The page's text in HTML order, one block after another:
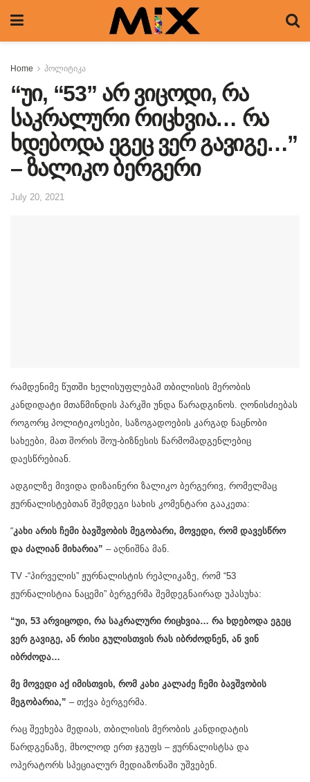
Home პოლიტიკა
“უი, “53” არ ვიცოდი, რა
საკრალური რიცხვია… რა
ხდებოდა ეგეც ვერ გავიგე…”
– ზალიკო ბერგერი
July 20, 2021
რამდენიმე წუთში ხელისუფლებამ თბილისის მერობის
კანდიდატი მთაწმინდის პარკში უნდა წარადგინოს. ღონისძიებას
როგორც პოლიტიკოსები, საზოგადოების კარგად ნაცნობი
სახეები, მათ შორის შოუ-ბიზნესის წარმომადგენლებიც
დაესწრებიან.
ადგილზე მივიდა დიზაინერი ზალიკო ბერგერივ, რომელმაც
ჟურნალისტებთან შემდეგი სახის კომენტარი გააკეთა:
“კახი არის ჩემი ბავშვობის მეგობარი, მოვედი, რომ დავესწრო
და ძალიან მიხარია” – აღნიშნა მან.
TV -“პირველის” ჟურნალისტის რეპლიკაზე, რომ “53
ჟურნალისტია ნაცემი” ბერგერმა შემდეგნაირად უპასუხა:
“უი, 53 არვიცოდი, რა საკრალური რიცხვია… რა ხდებოდა ეგეც
ვერ გავიგე, ან რისი გულისთვის რას იბრძოდნენ, ან ვინ
იბრძოდა…
მე მოვედი აქ იმისთვის, რომ კახი კალაძე ჩემი ბავშვობის
მეგობარია,” – თქვა ბერგერმა.
რაც შეეხება მედიას, თბილისის მერობის კანდიდატის
წარდგენაზე, მხოლოდ ერთ ჯგუფს – ჟურნალისტსა და
ოპერატორს სპეციალურ მედიაზონაში უშვებენ.